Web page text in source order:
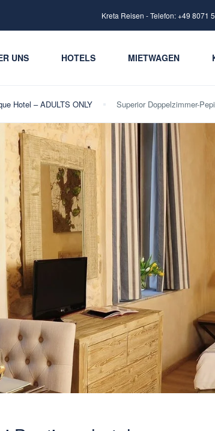
Kreta Reisen - Telefon: +49 8071
UNS HOTELS MIETWAGEN
Hotel – ADULTS ONLY Superior Doppelzimmer-